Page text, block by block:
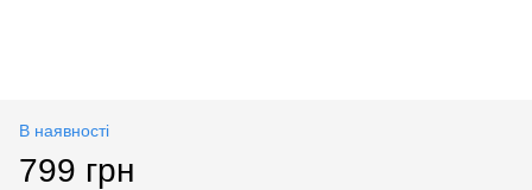
В наявності
799 грн